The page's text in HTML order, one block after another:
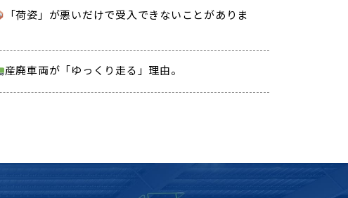
「荷姿」が悪いだけで受入できないことがありま
産廃車両が「ゆっくり走る」理由。